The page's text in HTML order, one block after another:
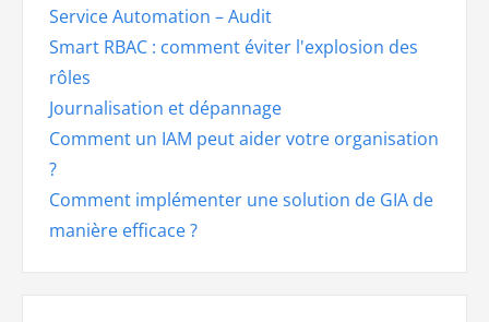
Service Automation – Audit
Smart RBAC : comment éviter l'explosion des
rôles
Journalisation et dépannage
Comment un IAM peut aider votre organisation
?
Comment implémenter une solution de GIA de
manière efficace ?